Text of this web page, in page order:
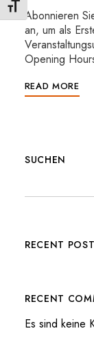
Schrift vergrößern
Abonnieren
an, um als
Opening
READ MORE
SUCHEN
RECENT
RECENT
Es sind keine